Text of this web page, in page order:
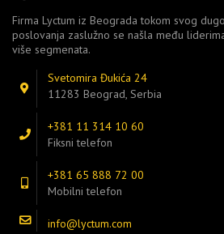
Firma Lyctum iz Beograda tokom svog
poslovanja zaslužno se našla među
više segmenata.
Svetomira Đukića 24
11283 Beograd, Serbia
+381 11 314 10 60
Fiksni telefon
+381 65 888 72 00
Mobilni telefon
info@lyctum.com